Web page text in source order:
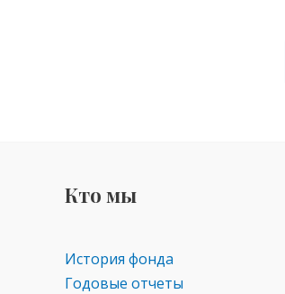
Кто мы
История фонда
Годовые отчеты